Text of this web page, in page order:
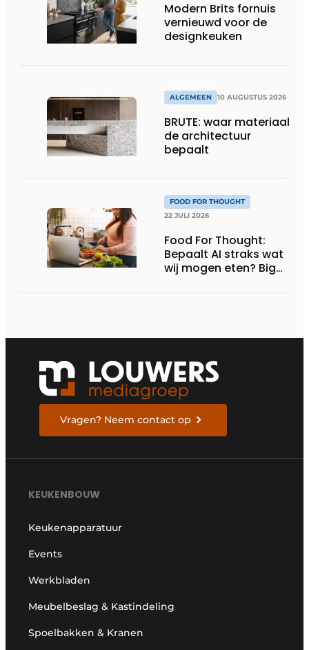
Modern Brits fornuis
vernieuwd voor de
designkeuken
ALGEMEEN 10 AUGUSTUS 2026
BRUTE: waar materiaal
de architectuur
bepaalt
FOOD FOR THOUGHT
22 JULI 2026
Food For Thought:
Bepaalt AI straks wat
wij mogen eten? Big
Vragen? Neem contact op
KEUKENBOUW
Keukenapparatuur
Events
Werkbladen
Meubelbeslag & Kastindeling
Spoelbakken & Kranen